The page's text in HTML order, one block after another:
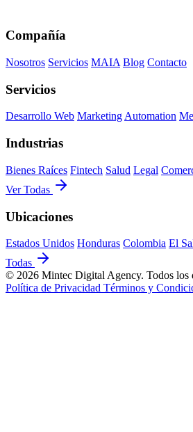
Compañía
Nosotros Servicios MAIA Blog Contacto
Servicios
Desarrollo Web MarketingAutomation
Industrias
Bienes Raíces Fintech Salud Legal
Ver Todas
Ubicaciones
Estados Unidos Honduras Colombia El
Todas
© 2026 Mintec Digital Agency. Todos los
Política de Privacidad Términos y